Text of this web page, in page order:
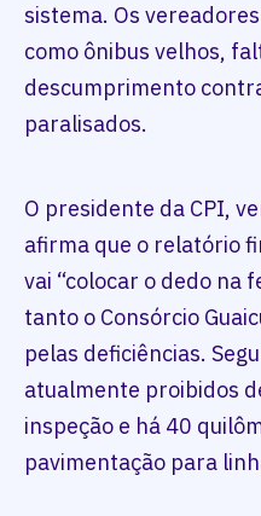
sistema. Os
como ônibus velhos,
descumprimento
paralisados.
O presidente da CPI,
afirma que o relatório
vai “colocar o dedo na
tanto o Consórcio
pelas deficiências.
atualmente proibidos
inspeção e há 40
pavimentação para